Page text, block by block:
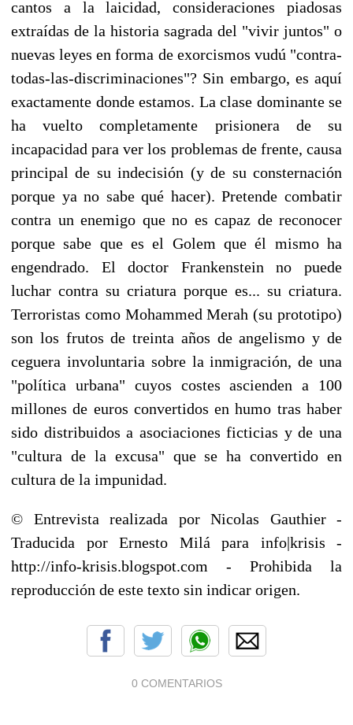
cantos a la laicidad, consideraciones piadosas
extraídas de la historia sagrada del "vivir juntos" o
nuevas leyes en forma de exorcismos vudú "contra-
todas-las-discriminaciones"? Sin embargo, es aquí
exactamente donde estamos. La clase dominante se
ha vuelto completamente prisionera de su
incapacidad para ver los problemas de frente, causa
principal de su indecisión (y de su consternación
porque ya no sabe qué hacer). Pretende combatir
contra un enemigo que no es capaz de reconocer
porque sabe que es el Golem que él mismo ha
engendrado. El doctor Frankenstein no puede
luchar contra su criatura porque es... su criatura.
Terroristas como Mohammed Merah (su prototipo)
son los frutos de treinta años de angelismo y de
ceguera involuntaria sobre la inmigración, de una
"política urbana" cuyos costes ascienden a 100
millones de euros convertidos en humo tras haber
sido distribuidos a asociaciones ficticias y de una
"cultura de la excusa" que se ha convertido en
cultura de la impunidad.
© Entrevista realizada por Nicolas Gauthier -
Traducida por Ernesto Milá para info|krisis -
http://info-krisis.blogspot.com - Prohibida la
reproducción de este texto sin indicar origen.
0 COMENTARIOS